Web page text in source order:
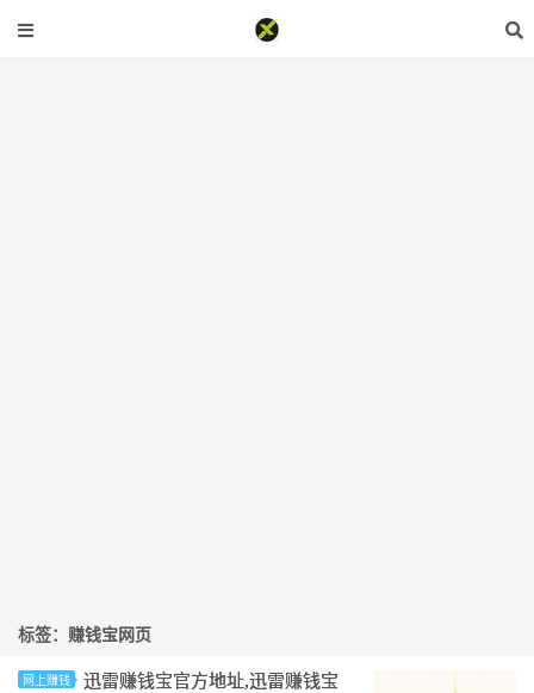
标签：赚钱宝网页
网上赚钱
迅雷赚钱宝官方地址,迅雷赚钱宝